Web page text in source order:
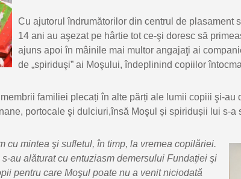
Cu ajutorul îndrumătorilor din centrul de plasament
14 ani au aşezat pe hârtie tot ce-şi doresc să
ajuns apoi în mâinile mai multor angajaţi ai
de „spiriduşi” ai Moşului, îndeplinind copiilor
familiei plecați în alte părți ale lumii copiii şi-
portocale şi dulciuri,însă Moşul și spiridușii lui s-a
cu mintea şi sufletul, în timp, la vremea copilăriei.
s-au alăturat cu entuziasm demersului Fundaţiei şi
pentru care Moşul poate nu a venit niciodată